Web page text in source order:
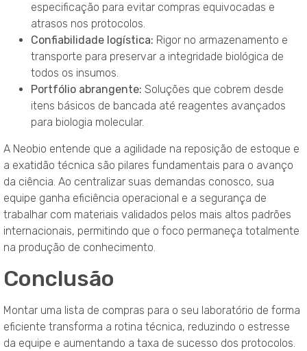
especificação para evitar compras equivocadas e
atrasos nos protocolos.
Confiabilidade logística: Rigor no armazenamento e
transporte para preservar a integridade biológica de
todos os insumos.
Portfólio abrangente: Soluções que cobrem desde
itens básicos de bancada até reagentes avançados
para biologia molecular.
A Neobio entende que a agilidade na reposição de estoque e
a exatidão técnica são pilares fundamentais para o avanço
da ciência. Ao centralizar suas demandas conosco, sua
equipe ganha eficiência operacional e a segurança de
trabalhar com materiais validados pelos mais altos padrões
internacionais, permitindo que o foco permaneça totalmente
na produção de conhecimento.
Conclusão
Montar uma lista de compras para o seu laboratório de forma
eficiente transforma a rotina técnica, reduzindo o estresse
da equipe e aumentando a taxa de sucesso dos protocolos.